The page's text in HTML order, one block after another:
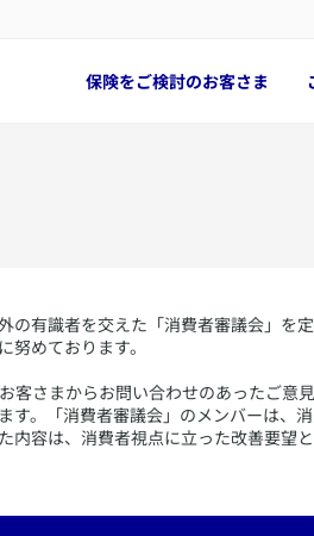
保険をご検討のお客さま
の有識者を交えた「消費者審議会」
努めております。
客さまからお問い合わせのあったご
す。「消費者審議会」のメンバーは
内容は、消費者視点に立った改善要